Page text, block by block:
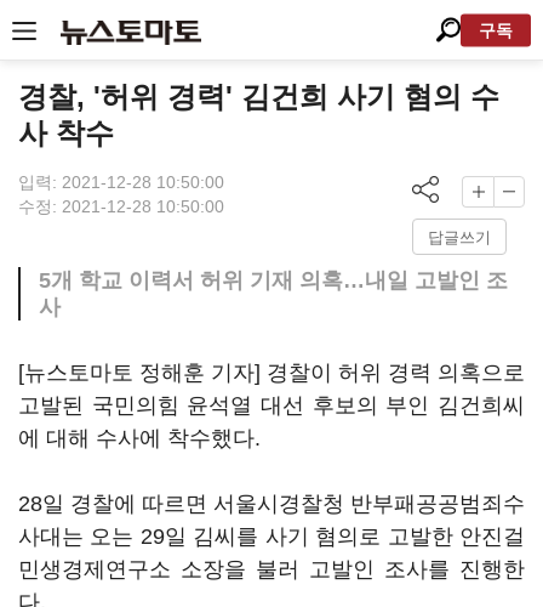
구독
경찰, '허위 경력' 김건희 사기 혐의 수
사 착수
입력: 2021-12-28 10:50:00
수정: 2021-12-28 10:50:00
답글쓰기
5개 학교 이력서 허위 기재 의혹…내일 고발인 조
사
[뉴스토마토 정해훈 기자] 경찰이 허위 경력 의혹으로
고발된 국민의힘 윤석열 대선 후보의 부인 김건희씨
에 대해 수사에 착수했다.
28일 경찰에 따르면 서울시경찰청 반부패공공범죄수
사대는 오는 29일 김씨를 사기 혐의로 고발한 안진걸
민생경제연구소 소장을 불러 고발인 조사를 진행한
다.